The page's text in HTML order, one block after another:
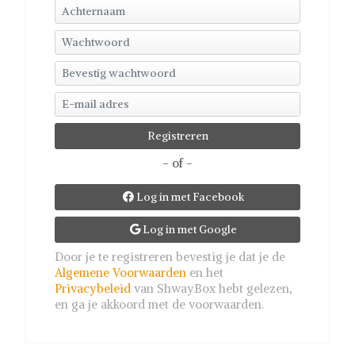
- of -
Log in met Facebook
Log in met Google
Door je te registreren bevestig je dat je de
Algemene Voorwaarden en het
Privacybeleid van ShwayBox hebt gelezen,
en ga je akkoord met de voorwaarden.